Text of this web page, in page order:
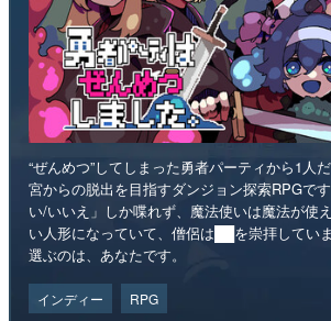
“ぜんめつ”してしまった勇者パーティから1人
宮からの脱出を目指すダンジョン探索RPGで
い/いいえ」しか喋れず、魔法使いは魔法が使
い人形になっていて、僧侶は██を崇拝してい
選ぶのは、あなたです。
インディー RPG